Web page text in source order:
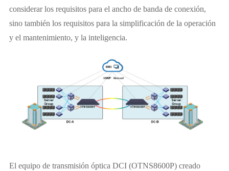
considerar los requisitos para el ancho de banda de conexión,
sino también los requisitos para la simplificación de la operación
y el mantenimiento, y la inteligencia.
El equipo de transmisión óptica DCI (OTNS8600P) creado